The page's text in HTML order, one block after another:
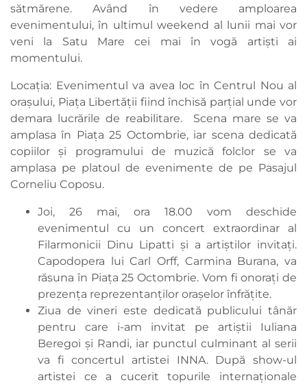
sătmărene. Având în vedere amploarea
evenimentului, în ultimul weekend al lunii mai vor
veni la Satu Mare cei mai în vogă artiști ai
momentului.
Locația: Evenimentul va avea loc în Centrul Nou al
orașului, Piața Libertății fiind închisă parțial unde vor
demara lucrările de reabilitare. Scena mare se va
amplasa în Piața 25 Octombrie, iar scena dedicată
copiilor și programului de muzică folclor se va
amplasa pe platoul de evenimente de pe Pasajul
Corneliu Coposu.
Joi, 26 mai, ora 18.00 vom deschide
evenimentul cu un concert extraordinar al
Filarmonicii Dinu Lipatti și a artiștilor invitați.
Capodopera lui Carl Orff, Carmina Burana, va
răsuna în Piața 25 Octombrie. Vom fi onorați de
prezența reprezentanților orașelor înfrățite.
Ziua de vineri este dedicată publicului tânăr
pentru care i-am invitat pe artiștii Iuliana
Beregoi și Randi, iar punctul culminant al serii
va fi concertul artistei INNA. După show-ul
artistei ce a cucerit topurile internaționale